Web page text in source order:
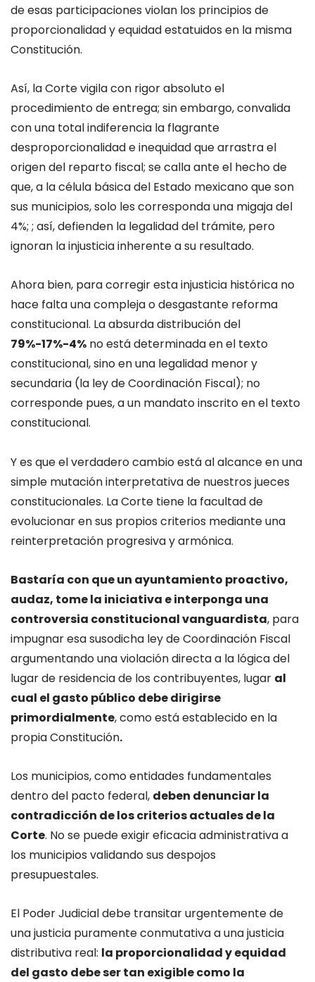
de esas participaciones violan los principios de
proporcionalidad y equidad estatuidos en la misma
Constitución.
Así, la Corte vigila con rigor absoluto el
procedimiento de entrega; sin embargo, convalida
con una total indiferencia la flagrante
desproporcionalidad e inequidad que arrastra el
origen del reparto fiscal; se calla ante el hecho de
que, a la célula básica del Estado mexicano que son
sus municipios, solo les corresponda una migaja del
4%; ; así, defienden la legalidad del trámite, pero
ignoran la injusticia inherente a su resultado.
Ahora bien, para corregir esta injusticia histórica no
hace falta una compleja o desgastante reforma
constitucional. La absurda distribución del
79%-17%-4% no está determinada en el texto
constitucional, sino en una legalidad menor y
secundaria (la ley de Coordinación Fiscal); no
corresponde pues, a un mandato inscrito en el texto
constitucional.
Y es que el verdadero cambio está al alcance en una
simple mutación interpretativa de nuestros jueces
constitucionales. La Corte tiene la facultad de
evolucionar en sus propios criterios mediante una
reinterpretación progresiva y armónica.
Bastaría con que un ayuntamiento proactivo,
audaz, tome la iniciativa e interponga una
controversia constitucional vanguardista, para
impugnar esa susodicha ley de Coordinación Fiscal
argumentando una violación directa a la lógica del
lugar de residencia de los contribuyentes, lugar al
cual el gasto público debe dirigirse
primordialmente, como está establecido en la
propia Constitución.
Los municipios, como entidades fundamentales
dentro del pacto federal, deben denunciar la
contradicción de los criterios actuales de la
Corte. No se puede exigir eficacia administrativa a
los municipios validando sus despojos
presupuestales.
El Poder Judicial debe transitar urgentemente de
una justicia puramente conmutativa a una justicia
distributiva real: la proporcionalidad y equidad
del gasto debe ser tan exigible como la